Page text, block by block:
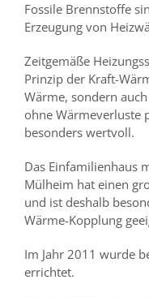
Fossile Brennstoffe
Erzeugung von
Zeitgemäße
Prinzip der Kraft-
Wärme, sondern
ohne Wärmeverluste
besonders wertvoll.
Das Einfamilienhaus
Mülheim hat einen
und ist deshalb
Wärme-Kopplung
Im Jahr 2011 wurde
errichtet.